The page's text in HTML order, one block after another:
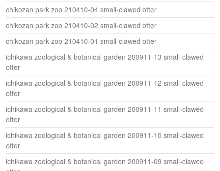
chikozan park zoo 210410-04 small-clawed otter
chikozan park zoo 210410-02 small-clawed otter
chikozan park zoo 210410-01 small-clawed otter
ichikawa zoological & botanical garden 200911-13 small-clawed
otter
ichikawa zoological & botanical garden 200911-12 small-clawed
otter
ichikawa zoological & botanical garden 200911-11 small-clawed
otter
ichikawa zoological & botanical garden 200911-10 small-clawed
otter
ichikawa zoological & botanical garden 200911-09 small-clawed